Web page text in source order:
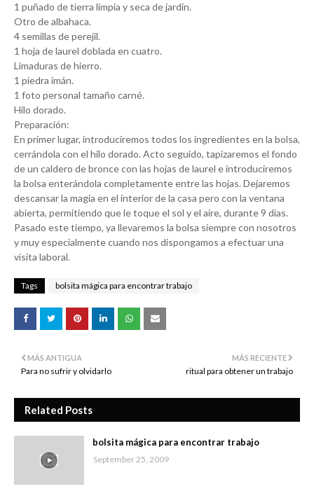
1 puñado de tierra limpia y seca de jardín.
Otro de albahaca.
4 semillas de perejil.
1 hoja de laurel doblada en cuatro.
Limaduras de hierro.
1 piedra imán.
1 foto personal tamaño carné.
Hilo dorado.
Preparación:
En primer lugar, introduciremos todos los ingredientes en la bolsa,
cerrándola con el hilo dorado. Acto seguido, tapizaremos el fondo
de un caldero de bronce con las hojas de laurel e introduciremos
la bolsa enterándola completamente entre las hojas. Dejaremos
descansar la magia en el interior de la casa pero con la ventana
abierta, permitiendo que le toque el sol y el aire, durante 9 días.
Pasado este tiempo, ya llevaremos la bolsa siempre con nosotros
y muy especialmente cuando nos dispongamos a efectuar una
visita laboral.
Tags bolsita mágica para encontrar trabajo
MÁS RECIENTE
ritual para obtener un trabajo
MÁS ANTIGUA
Para no sufrir y olvidarlo
Related Posts
bolsita mágica para encontrar trabajo
September 25, 2009